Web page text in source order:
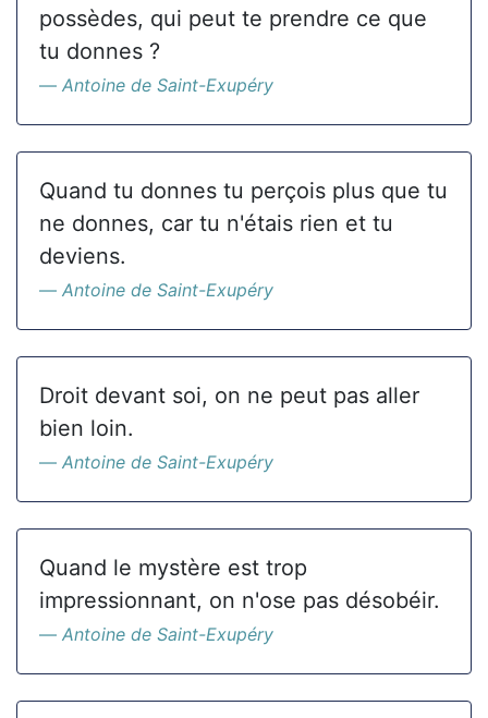
possèdes, qui peut te prendre ce que
tu donnes ?
Antoine de Saint-Exupéry
Quand tu donnes tu perçois plus que tu
ne donnes, car tu n'étais rien et tu
deviens.
Antoine de Saint-Exupéry
Droit devant soi, on ne peut pas aller
bien loin.
Antoine de Saint-Exupéry
Quand le mystère est trop
impressionnant, on n'ose pas désobéir.
Antoine de Saint-Exupéry